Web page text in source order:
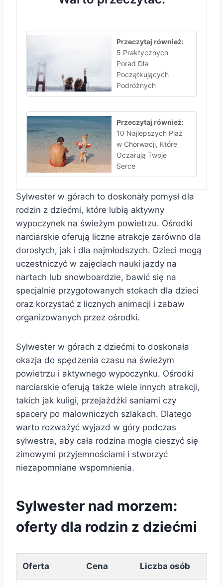
Przeczytaj również:
5 Praktycznych
Porad Dla
Początkujących
Podróżnych
Przeczytaj również:
10 Najlepszych Plaż
w Chorwacji, Które
Oczarują Twoje
Serce
Sylwester w górach to doskonały pomysł dla
rodzin z dziećmi, które lubią aktywny
wypoczynek na świeżym powietrzu. Ośrodki
narciarskie oferują liczne atrakcje zarówno dla
dorosłych, jak i dla najmłodszych. Dzieci mogą
uczestniczyć w zajęciach nauki jazdy na
nartach lub snowboardzie, bawić się na
specjalnie przygotowanych stokach dla dzieci
oraz korzystać z licznych animacji i zabaw
organizowanych przez ośrodki.
Sylwester w górach z dziećmi to doskonała
okazja do spędzenia czasu na świeżym
powietrzu i aktywnego wypoczynku. Ośrodki
narciarskie oferują także wiele innych atrakcji,
takich jak kuligi, przejażdżki saniami czy
spacery po malowniczych szlakach. Dlatego
warto rozważyć wyjazd w góry podczas
sylwestra, aby cała rodzina mogła cieszyć się
zimowymi przyjemnościami i stworzyć
niezapomniane wspomnienia.
Sylwester nad morzem:
oferty dla rodzin z dziećmi
Oferta Cena Liczba osób